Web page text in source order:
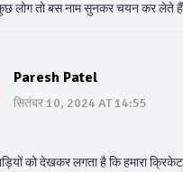
लोग तो बस नाम सुनकर चयन कर लेते
Paresh Patel
सितंबर 10, 2024 AT 14:55
को देखकर लगता है कि हमारा